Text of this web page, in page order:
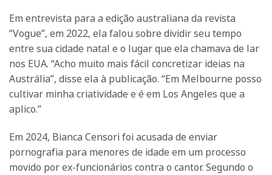
Em entrevista para a edição australiana da revista
“Vogue”, em 2022, ela falou sobre dividir seu tempo
entre sua cidade natal e o lugar que ela chamava de lar
nos EUA. “Acho muito mais fácil concretizar ideias na
Austrália”, disse ela à publicação. “Em Melbourne posso
cultivar minha criatividade e é em Los Angeles que a
aplico.”
Em 2024, Bianca Censori foi acusada de enviar
pornografia para menores de idade em um processo
movido por ex-funcionários contra o cantor. Segundo o